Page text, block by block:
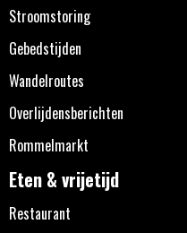
Stroomstoring
Gebedstijden
Wandelroutes
Overlijdensberichten
Rommelmarkt
Eten & vrijetijd
Restaurant